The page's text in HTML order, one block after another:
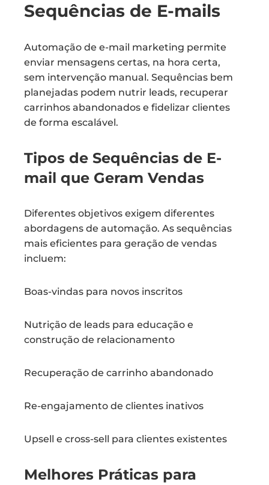
Sequências de E-mails
Automação de e-mail marketing permite
enviar mensagens certas, na hora certa,
sem intervenção manual. Sequências bem
planejadas podem nutrir leads, recuperar
carrinhos abandonados e fidelizar clientes
de forma escalável.
Tipos de Sequências de E-
mail que Geram Vendas
Diferentes objetivos exigem diferentes
abordagens de automação. As sequências
mais eficientes para geração de vendas
incluem:
Boas-vindas para novos inscritos
Nutrição de leads para educação e
construção de relacionamento
Recuperação de carrinho abandonado
Re-engajamento de clientes inativos
Upsell e cross-sell para clientes existentes
Melhores Práticas para